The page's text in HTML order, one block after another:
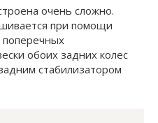
очень сложно.
при помощи
поперечных
обоих задних колес
стабилизатором